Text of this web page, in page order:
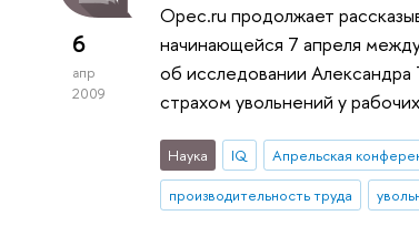
6
апр
2009
Opec.ru продолжает
начинающейся 7 апреля
об исследовании
страхом увольнений у
Наука IQ Апрельская
производительность труда